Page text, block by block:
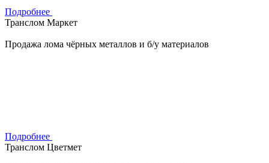
Подробнее
Транслом Маркет
Продажа лома чёрных металлов и б/у материалов
Подробнее
Транслом Цветмет